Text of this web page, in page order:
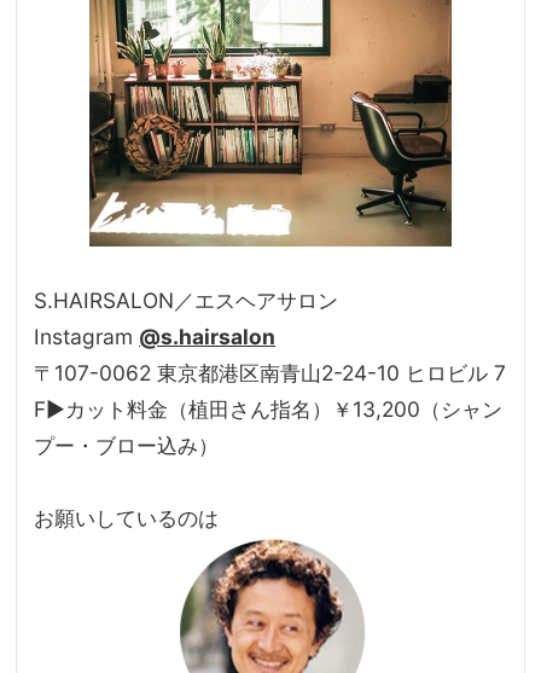
S.HAIRSALON／エスヘアサロン
Instagram @s.hairsalon
〒107-0062 東京都港区南青山2-24-10 ヒロビル 7
F▶カット料金（植田さん指名）￥13,200（シャン
プー・ブロー込み）
お願いしているのは